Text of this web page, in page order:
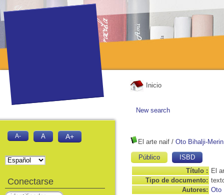
Inicio
New search
El arte naif / Oto Bihalji-Merin
Público
ISBD
Título : El
Tipo de documento:
Autores: Oto
A- A A+
Conectarse